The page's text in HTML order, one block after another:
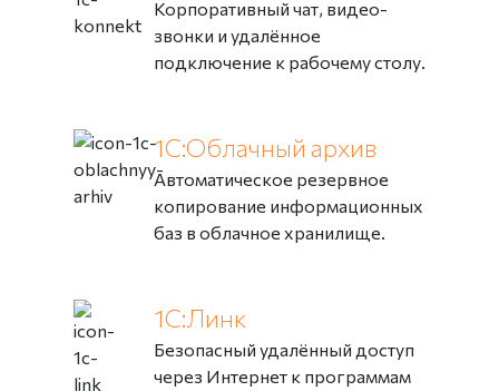
Корпоративный чат, видео-
звонки и удалённое
подключение к рабочему столу.
1С:Облачный архив
Автоматическое резервное
копирование информационных
баз в облачное хранилище.
1С:Линк
Безопасный удалённый доступ
через Интернет к программам